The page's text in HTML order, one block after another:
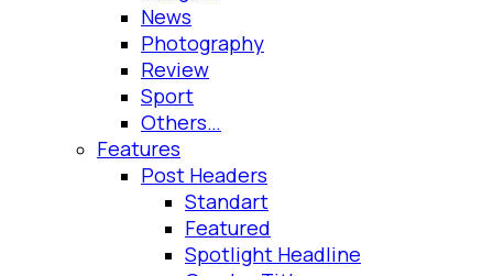
News
Photography
Review
Sport
Others…
Features
Post Headers
Standart
Featured
Spotlight Headline